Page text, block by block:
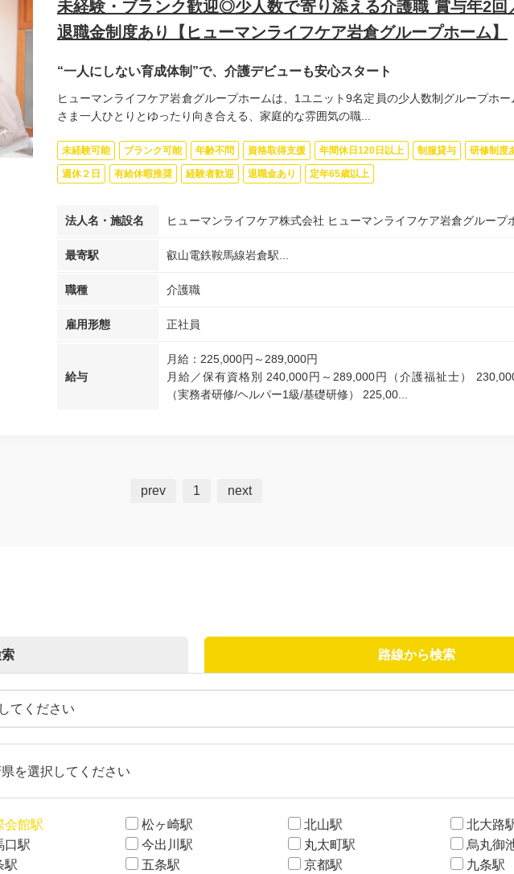
未経験・ブランク歓迎◎少人数で寄り添える介護職 賞与年2回
退職金制度あり【ヒューマンライフケア岩倉グループホーム】
“一人にしない育成体制”で、介護デビューも安心スタート
ヒューマンライフケア岩倉グループホームは、1ユニット9名定員の少人数制グループホ
さま一人ひとりとゆったり向き合える、家庭的な雰囲気の職...
未経験可能 ブランク可能 年齢不問 資格取得支援 年間休日120日以上 制服貸与 研修制度
週休２日 有給休暇推奨 経験者歓迎 退職金あり 定年65歳以上
法人名・施設名 ヒューマンライフケア株式会社 ヒューマンライフケア岩倉グループ
最寄駅 叡山電鉄鞍馬線岩倉駅...
職種 介護職
雇用形態 正社員
給与
月給：225,000円～289,000円
月給／保有資格別 240,000円～289,000円（介護福祉士）
（実務者研修/ヘルパー1級/基礎研修） 225,00...
prev 1 next
路線から検索
を選択してください
会館駅 松ヶ崎駅 北山駅
北大路
口駅
今出川駅 丸太町駅
烏丸御
駅
五条駅 京都駅
九条駅